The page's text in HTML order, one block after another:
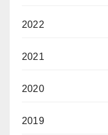
2022
2021
2020
2019